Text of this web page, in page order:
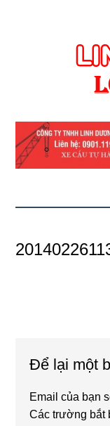
Interactions
Để lại một
Email của bạn
Các trường bắt